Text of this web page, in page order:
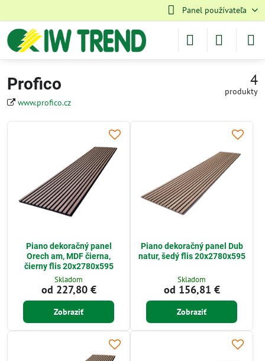
Panel používateľa
Profico
www.profico.cz
4
produkty
Piano dekoračný panel
Orech am, MDF čierna,
čierny flis 20x2780x595
Skladom
od 227,80 €
Zobraziť
Piano dekoračný panel Dub
natur, šedý flis 20x2780x595
Skladom
od 156,81 €
Zobraziť